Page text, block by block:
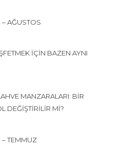
– AĞUSTOS
İÇIN BAZEN AYNI
MANZARALARI: BIR
DEĞIŞTIRILIR MI?
– TEMMUZ